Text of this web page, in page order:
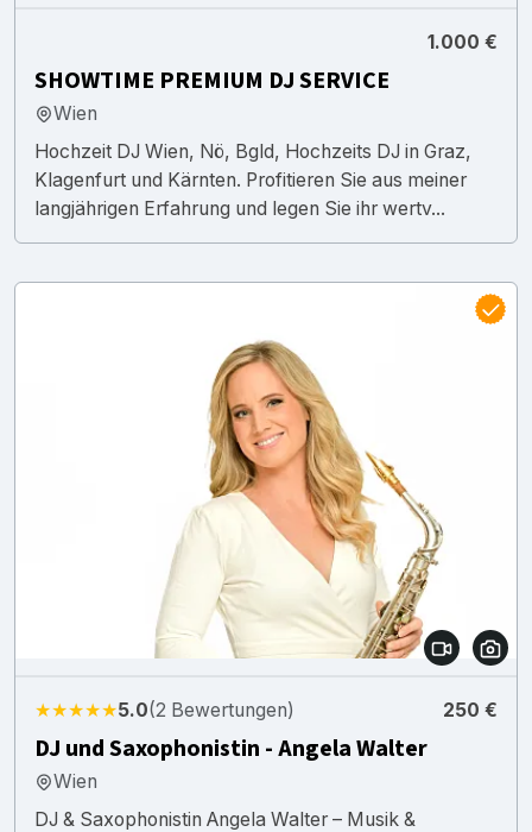
1.000 €
SHOWTIME PREMIUM DJ SERVICE
Wien
Hochzeit DJ Wien, Nö, Bgld, Hochzeits DJ in Graz,
Klagenfurt und Kärnten. Profitieren Sie aus meiner
langjährigen Erfahrung und legen Sie ihr wertv...
★★★★★5.0(2 Bewertungen) 250 €
DJ und Saxophonistin - Angela Walter
Wien
DJ & Saxophonistin Angela Walter – Musik &